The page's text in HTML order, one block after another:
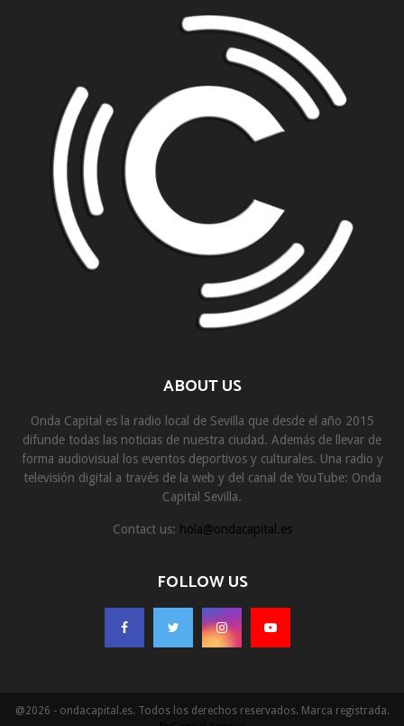
ABOUT US
Onda Capital es la radio local de Sevilla que desde el año 2015
difunde todas las noticias de nuestra ciudad. Además de llevar de
forma audiovisual los eventos deportivos y culturales. Una radio y
televisión digital a través de la web y del canal de YouTube: Onda
Capital Sevilla.
Contact us: hola@ondacapital.es
FOLLOW US
@2026 - ondacapital.es. Todos los derechos reservados. Marca registrada.